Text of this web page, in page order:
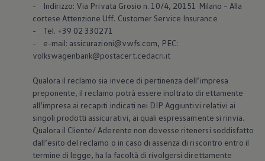
- Indirizzo: Via Privata Grosio n. 10/4, 20151 Milano – Alla
cortese Attenzione Uff. Customer Service Insurance
- Tel. +39 02 330271
- e-mail: assicurazioni@vwfs.com, PEC:
volkswagenbank@postacert.cedacri.it
Qualora il reclamo sia invece di pertinenza dell’impresa
preponente, il reclamo potrà essere inoltrato direttamente
all’impresa ai recapiti indicati nei DIP Aggiuntivi relativi ai
singoli prodotti assicurativi, ai quali espressamente si rinvia.
Qualora il Cliente/ Aderente non dovesse ritenersi soddisfatto
dall’esito del reclamo o in caso di assenza di riscontro entro il
termine di legge, ha la facoltà di rivolgersi direttamente